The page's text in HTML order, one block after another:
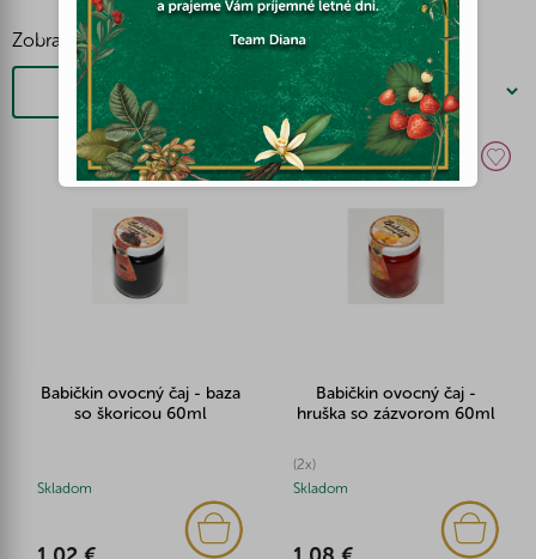
Zobraziť viac
Filtrovať
Babičkin ovocný čaj - baza
so škoricou 60ml
Skladom
Babičkin ovocný čaj -
hruška so zázvorom 60ml
(2x)
Skladom